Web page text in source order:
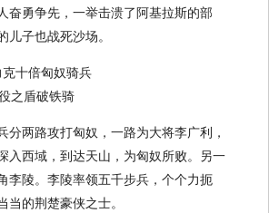
奋勇争先，一举击溃了阿基拉斯的部
儿子也战死沙场。
十倍匈奴骑兵
分两路攻打匈奴，一路为大将李广利，
入西域，到达天山，为匈奴所败。另一
李陵。李陵率领五千步兵，个个力扼
当的荆楚豪侠之士。